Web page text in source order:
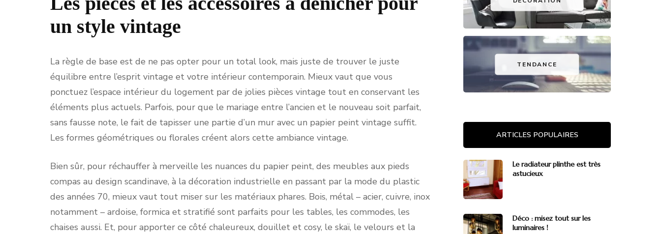
un style vintage
La règle de base est de ne pas opter pour un total look, mais juste de trouver le juste
équilibre entre l’esprit vintage et votre intérieur contemporain. Mieux vaut que vous
ponctuez l’espace intérieur du logement par de jolies pièces vintage tout en conservant les
éléments plus actuels. Parfois, pour que le mariage entre l’ancien et le nouveau soit parfait,
sans fausse note, le fait de tapisser une partie d’un mur avec un papier peint vintage suffit.
Les formes géométriques ou florales créent alors cette ambiance vintage.
Bien sûr, pour réchauffer à merveille les nuances du papier peint, des meubles aux pieds
compas au design scandinave, à la décoration industrielle en passant par la mode du plastic
des années 70, mieux vaut tout miser sur les matériaux phares. Bois, métal – acier, cuivre, inox
notamment – ardoise, formica et stratifié sont parfaits pour les tables, les commodes, les
chaises aussi. Et, pour apporter ce côté chaleureux, douillet et cosy, le skaï, le velours et la
TENDANCE
ARTICLES POPULAIRES
Le radiateur plinthe est très
astucieux
Déco : misez tout sur les
luminaires !